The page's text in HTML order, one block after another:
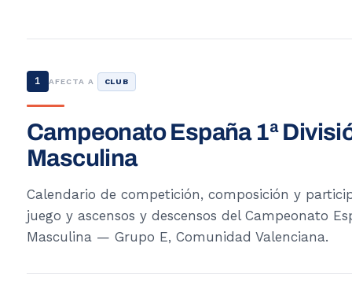
1 AFECTA A CLUB
Campeonato España 1ª
Masculina
Calendario de competición, composición y
juego y ascensos y descensos del Campeonato
Masculina — Grupo E, Comunidad Valenciana.